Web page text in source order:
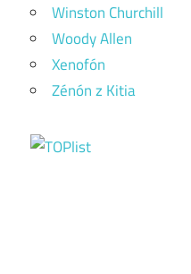
Winston Churchill
Woody Allen
Xenofón
Zénón z Kitia